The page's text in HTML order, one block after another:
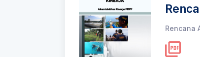
Rencana